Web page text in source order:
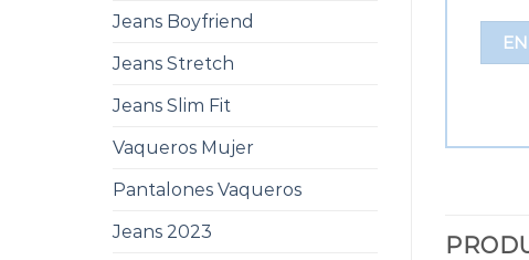
Jeans Boyfriend
Jeans Stretch
Jeans Slim Fit
Vaqueros Mujer
Pantalones Vaqueros
Jeans 2023